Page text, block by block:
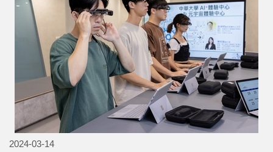
2024-03-14